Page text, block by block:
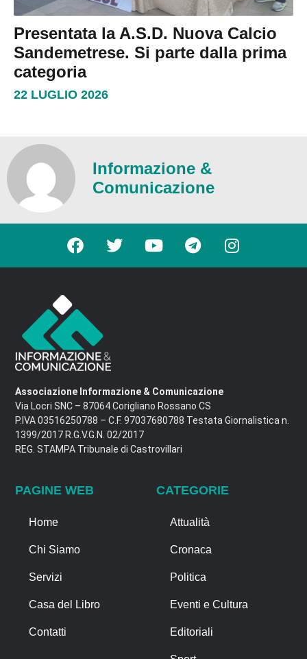
Presentata la A.S.D. Nuova Calcio
Sandemetrese. Si parte dalla prima
categoria
22 LUGLIO 2026
Informazione &
Comunicazione
Associazione Informazione & Comunicazione
Via Locri SNC – 87064 Corigliano Rossano CS
P.IVA 03516250788 – C.F. 97037680788 Testata Giornalistica n.
1399/2017 R.G.V.G.N. 02/2017
REG. STAMPA Tribunale di Castrovillari
PAGINE WEB
Home
Chi Siamo
Servizi
Casa del Libro
Contatti
CATEGORIE
Attualità
Cronaca
Politica
Eventi e Cultura
Editoriali